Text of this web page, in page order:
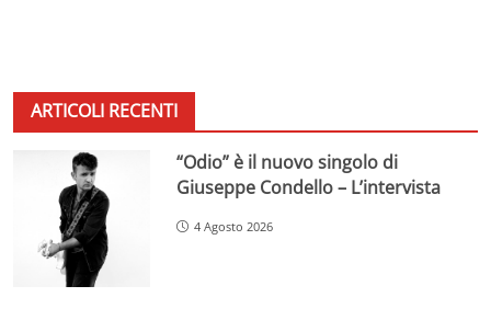
ARTICOLI RECENTI
“Odio” è il nuovo singolo di
Giuseppe Condello – L’intervista
4 Agosto 2026